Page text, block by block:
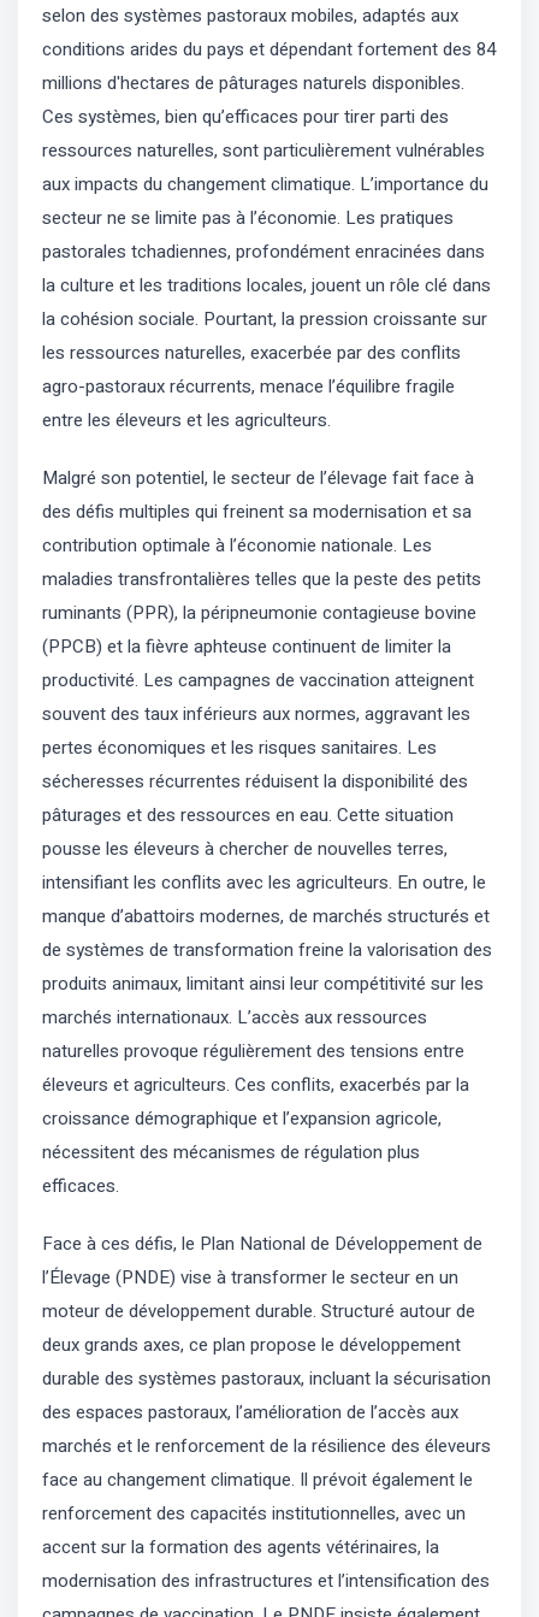
selon des systèmes pastoraux mobiles, adaptés aux
conditions arides du pays et dépendant fortement des 84
millions d'hectares de pâturages naturels disponibles.
Ces systèmes, bien qu’efficaces pour tirer parti des
ressources naturelles, sont particulièrement vulnérables
aux impacts du changement climatique. L’importance du
secteur ne se limite pas à l’économie. Les pratiques
pastorales tchadiennes, profondément enracinées dans
la culture et les traditions locales, jouent un rôle clé dans
la cohésion sociale. Pourtant, la pression croissante sur
les ressources naturelles, exacerbée par des conflits
agro-pastoraux récurrents, menace l’équilibre fragile
entre les éleveurs et les agriculteurs.
Malgré son potentiel, le secteur de l’élevage fait face à
des défis multiples qui freinent sa modernisation et sa
contribution optimale à l’économie nationale. Les
maladies transfrontalières telles que la peste des petits
ruminants (PPR), la péripneumonie contagieuse bovine
(PPCB) et la fièvre aphteuse continuent de limiter la
productivité. Les campagnes de vaccination atteignent
souvent des taux inférieurs aux normes, aggravant les
pertes économiques et les risques sanitaires. Les
sécheresses récurrentes réduisent la disponibilité des
pâturages et des ressources en eau. Cette situation
pousse les éleveurs à chercher de nouvelles terres,
intensifiant les conflits avec les agriculteurs. En outre, le
manque d’abattoirs modernes, de marchés structurés et
de systèmes de transformation freine la valorisation des
produits animaux, limitant ainsi leur compétitivité sur les
marchés internationaux. L’accès aux ressources
naturelles provoque régulièrement des tensions entre
éleveurs et agriculteurs. Ces conflits, exacerbés par la
croissance démographique et l’expansion agricole,
nécessitent des mécanismes de régulation plus
efficaces.
Face à ces défis, le Plan National de Développement de
l’Élevage (PNDE) vise à transformer le secteur en un
moteur de développement durable. Structuré autour de
deux grands axes, ce plan propose le développement
durable des systèmes pastoraux, incluant la sécurisation
des espaces pastoraux, l’amélioration de l’accès aux
marchés et le renforcement de la résilience des éleveurs
face au changement climatique. Il prévoit également le
renforcement des capacités institutionnelles, avec un
accent sur la formation des agents vétérinaires, la
modernisation des infrastructures et l’intensification des